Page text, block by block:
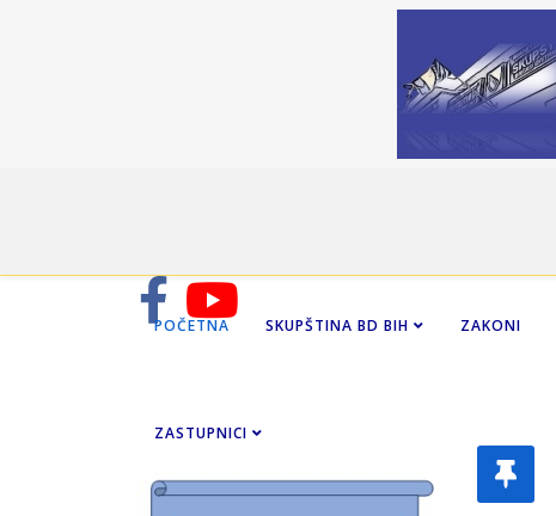
POČETNA SKUPŠTINA BD BIH ZAKONI
ZASTUPNICI